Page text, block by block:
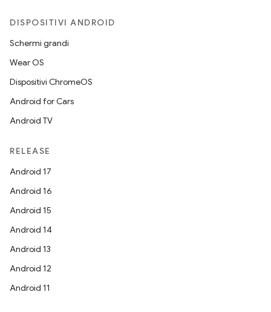
DISPOSITIVI ANDROID
Schermi grandi
Wear OS
Dispositivi ChromeOS
Android for Cars
Android TV
RELEASE
Android 17
Android 16
Android 15
Android 14
Android 13
Android 12
Android 11